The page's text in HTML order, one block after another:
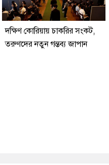
দক্ষিণ কোরিয়ায় চাকরির সংকট,
তরুণদের নতুন গন্তব্য জাপান